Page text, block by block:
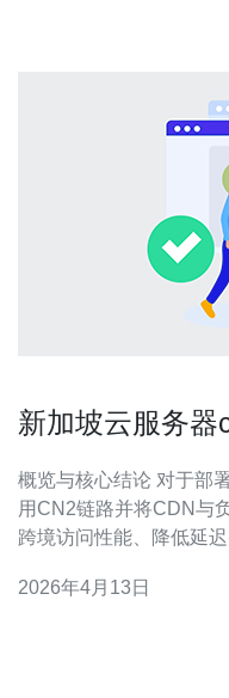
新加坡云服务器
概览与核心结论 对于部署在新加坡的新加坡云服务器，采
用CN2链路并将CDN与
跨境访问性能、降低延
稳定方案。本文将从架
2026年4月13日